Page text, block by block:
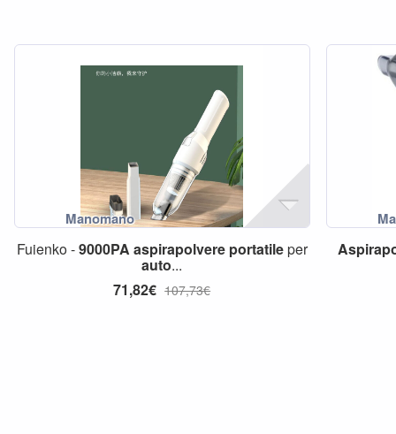
Fuienko -9000PA aspirapolvere portatileper
auto...
71,82€ 107,73€